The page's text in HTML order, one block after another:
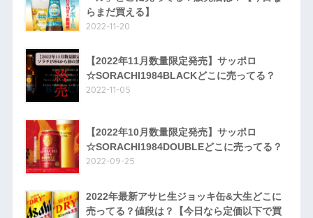
らまだ買える】
2022-11-20
【2022年11月数量限定発売】サッポロ
☆SORACHI1984BLACKどこに売ってる？
2022-11-05
【2022年10月数量限定発売】サッポロ
☆SORACHI1984DOUBLEどこに売ってる？
2022-09-25
2022年最新アサヒ生ジョッキ缶&大生どこに
売ってる？値段は？【今日なら定価以下で買